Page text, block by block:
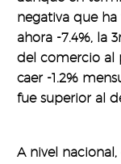
negativa que
ahora -7.4%, la
del comercio al
caer -1.2%
fue superior al
A nivel